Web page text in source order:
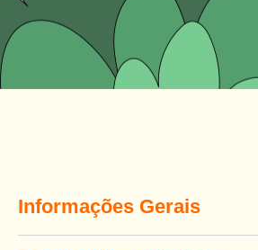
Informações Gerais